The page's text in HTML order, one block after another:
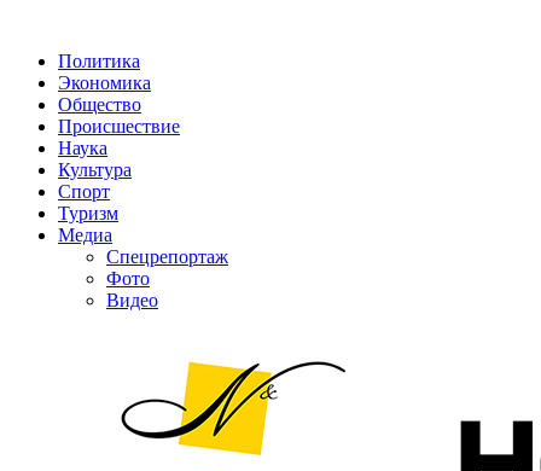
Политика
Экономика
Общество
Происшествие
Наука
Культура
Спорт
Туризм
Медиа
Спецрепортаж
Фото
Видео